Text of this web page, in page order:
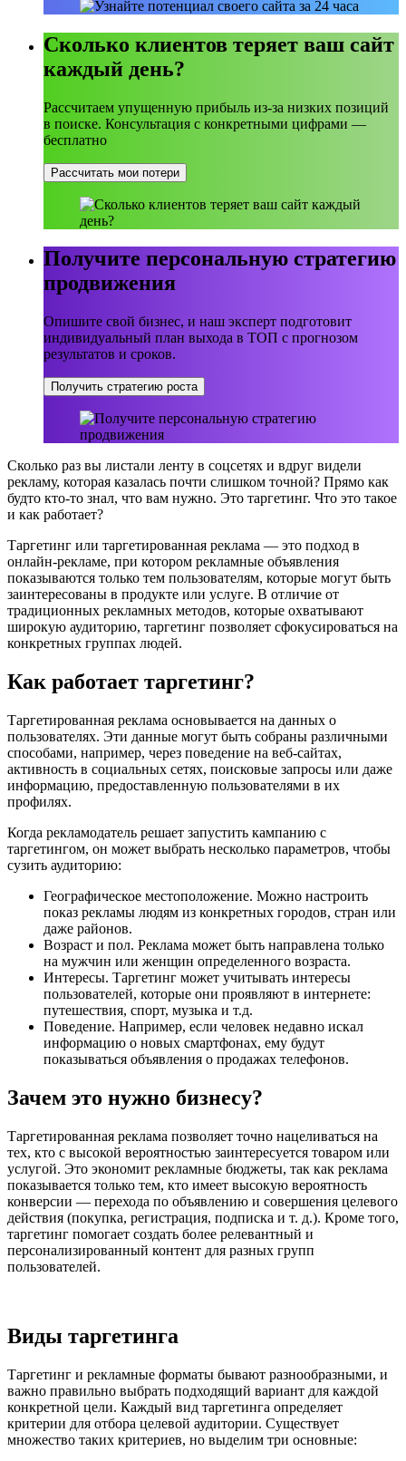
Сколько клиентов теряет ваш сайт
каждый день?
Рассчитаем упущенную прибыль из-за низких позиций
в поиске. Консультация с конкретными цифрами —
бесплатно
Рассчитать мои потери
Получите персональную стратегию
продвижения
Опишите свой бизнес, и наш эксперт подготовит
индивидуальный план выхода в ТОП с прогнозом
результатов и сроков.
Получить стратегию роста
Сколько раз вы листали ленту в соцсетях и вдруг видели
рекламу, которая казалась почти слишком точной? Прямо как
будто кто-то знал, что вам нужно. Это таргетинг. Что это такое
и как работает?
Таргетинг или таргетированная реклама — это подход в
онлайн-рекламе, при котором рекламные объявления
показываются только тем пользователям, которые могут быть
заинтересованы в продукте или услуге. В отличие от
традиционных рекламных методов, которые охватывают
широкую аудиторию, таргетинг позволяет сфокусироваться на
конкретных группах людей.
Как работает таргетинг?
Таргетированная реклама основывается на данных о
пользователях. Эти данные могут быть собраны различными
способами, например, через поведение на веб-сайтах,
активность в социальных сетях, поисковые запросы или даже
информацию, предоставленную пользователями в их
профилях.
Когда рекламодатель решает запустить кампанию с
таргетингом, он может выбрать несколько параметров, чтобы
сузить аудиторию:
Географическое местоположение. Можно настроить
показ рекламы людям из конкретных городов, стран или
даже районов.
Возраст и пол. Реклама может быть направлена только
на мужчин или женщин определенного возраста.
Интересы. Таргетинг может учитывать интересы
пользователей, которые они проявляют в интернете:
путешествия, спорт, музыка и т.д.
Поведение. Например, если человек недавно искал
информацию о новых смартфонах, ему будут
показываться объявления о продажах телефонов.
Зачем это нужно бизнесу?
Таргетированная реклама позволяет точно нацеливаться на
тех, кто с высокой вероятностью заинтересуется товаром или
услугой. Это экономит рекламные бюджеты, так как реклама
показывается только тем, кто имеет высокую вероятность
конверсии — перехода по объявлению и совершения целевого
действия (покупка, регистрация, подписка и т. д.). Кроме того,
таргетинг помогает создать более релевантный и
персонализированный контент для разных групп
пользователей.
Виды таргетинга
Таргетинг и рекламные форматы бывают разнообразными, и
важно правильно выбрать подходящий вариант для каждой
конкретной цели. Каждый вид таргетинга определяет
критерии для отбора целевой аудитории. Существует
множество таких критериев, но выделим три основные: